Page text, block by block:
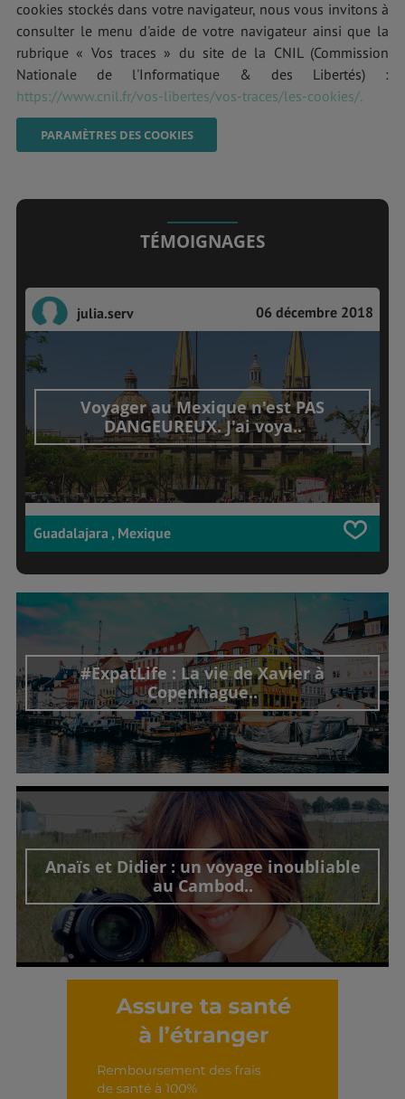
cookies stockés dans votre navigateur, nous vous invitons à
consulter le menu d'aide de votre navigateur ainsi que la
rubrique « Vos traces » du site de la CNIL (Commission
Nationale de l'Informatique & des Libertés) :
https://www.cnil.fr/vos-libertes/vos-traces/les-cookies/.
PARAMÈTRES DES COOKIES
TÉMOIGNAGES
julia.serv 06 décembre 2018
Voyager au Mexique n'est PAS
DANGEUREUX. J'ai voya..
Guadalajara , Mexique
#ExpatLife : La vie de Xavier à
Copenhague..
Découvrir cet interview
Anaïs et Didier : un voyage inoubliable
au Cambod..
Découvrir cet interview